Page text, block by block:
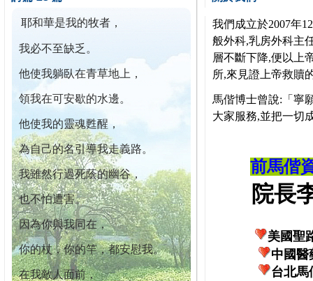
耶和華是我的牧者，
我必不至缺乏。
他使我躺臥在青草地上，
領我在可安歇的水邊。
他使我的靈魂甦醒，
為自己的名引導我走義路。
我雖然行過死蔭的幽谷，
也不怕遭害。
因為你與我同在，
你的杖，你的竿，都安慰我。
在我敵人面前，
我們成立於2007年
般外科,乳房外科主
層不斷下降,便以上
所,來見證上帝救贖
馬偕博士曾說:「寧
大家服務,並把一切
前馬偕
院長李
美國聖
中國醫
台北馬